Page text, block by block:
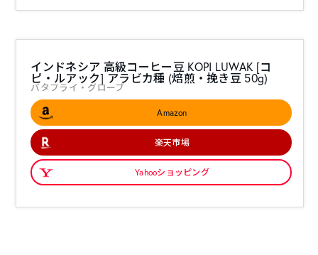
インドネシア 高級コーヒー豆 KOPI LUWAK [コ
ピ・ルアック] アラビカ種 (焙煎・挽き豆 50g)
バタフライ・グローブ
Amazon
楽天市場
Yahooショッピング